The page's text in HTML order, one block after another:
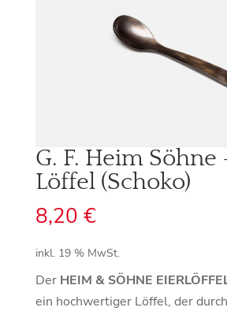
G. F. Heim Söhne
Löffel (Schoko)
8,20 €
inkl. 19 % MwSt.
Der HEIM & SÖHNE
ein hochwertiger Löffel, der